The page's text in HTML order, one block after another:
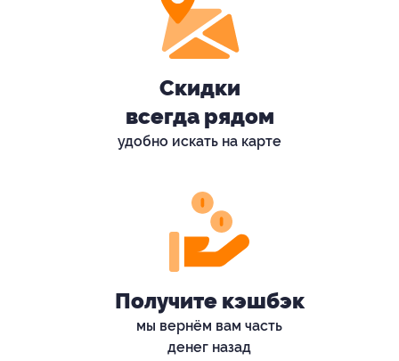
Скидки
всегда рядом
удобно искать на карте
Получите кэшбэк
мы вернём вам часть
денег назад